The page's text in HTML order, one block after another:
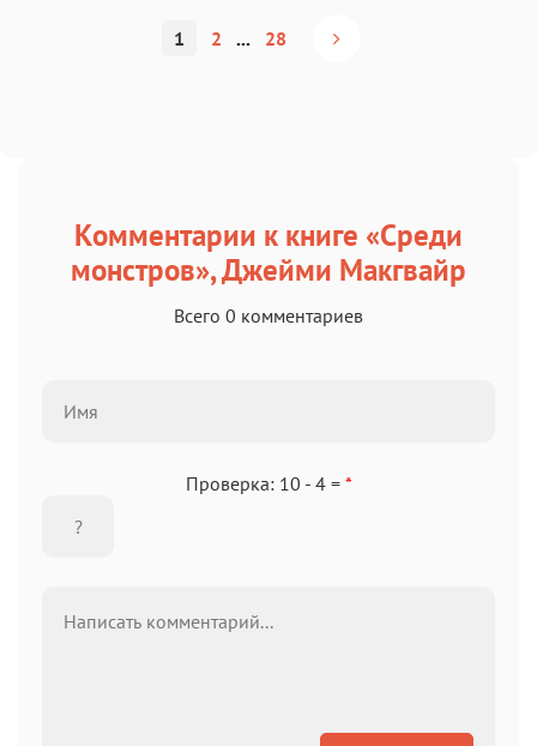
1 2 ... 28
Комментарии к книге «Среди
монстров», Джейми Макгвайр
Всего 0 комментариев
Проверка: 10 - 4 = *